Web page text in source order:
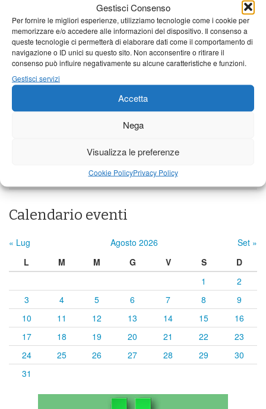
Gestisci Consenso
Per fornire le migliori esperienze, utilizziamo tecnologie come i cookie per
memorizzare e/o accedere alle informazioni del dispositivo. Il consenso a
queste tecnologie ci permetterà di elaborare dati come il comportamento di
navigazione o ID unici su questo sito. Non acconsentire o ritirare il
consenso può influire negativamente su alcune caratteristiche e funzioni.
Gestisci servizi
Accetta
Nega
Visualizza le preferenze
Cookie PolicyPrivacy Policy
Borgo a Mozzano
21°C|37°C 21°C|38°C 23°C|38°C
Barga
21°C|34°C 21°C|35°C 23°C|35°C
21°C|34°C
Calendario eventi
« Lug Agosto 2026
Set »
L
M M G V S
D
1
2
3
4 5 6 7 8
9
10
11 12 13 14 15
16
17
18 19 20 21 22
23
24
25 26 27 28 29
30
31